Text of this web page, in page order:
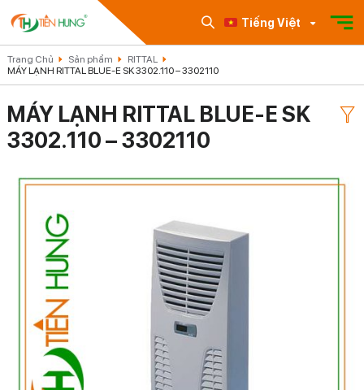
Tiếng Việt
Trang Chủ Sản phẩm
RITTAL
MÁY LẠNH RITTAL BLUE-E SK 3302.110 – 3302110
MÁY LẠNH RITTAL BLUE-E SK
3302.110 – 3302110